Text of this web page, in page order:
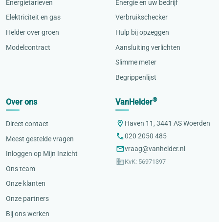
Energietarieven
Elektriciteit en gas
Helder over groen
Modelcontract
Energie en uw bedrijf
Verbruikschecker
Hulp bij opzeggen
Aansluiting verlichten
Slimme meter
Begrippenlijst
Over ons
Direct contact
Meest gestelde vragen
Inloggen op Mijn Inzicht
Ons team
Onze klanten
Onze partners
Bij ons werken
VanHelder®
Haven 11, 3441 AS Woerden
020 2050 485
vraag@vanhelder.nl
KvK: 56971397